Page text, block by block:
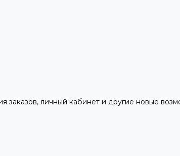
заказов, личный кабинет и другие новые